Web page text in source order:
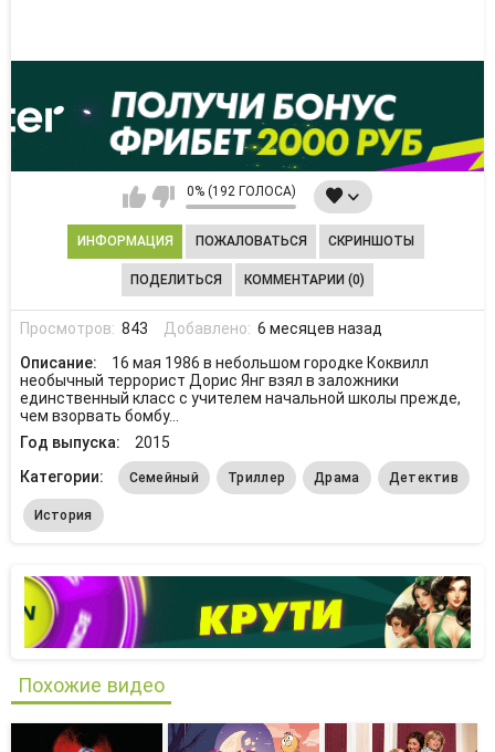
0% (192 ГОЛОСА)
ИНФОРМАЦИЯ ПОЖАЛОВАТЬСЯ СКРИНШОТЫ
ПОДЕЛИТЬСЯ КОММЕНТАРИИ (0)
Просмотров: 843 Добавлено: 6 месяцев назад
Описание:
16 мая 1986 в небольшом городке Коквилл
необычный террорист Дорис Янг взял в заложники
единственный класс с учителем начальной школы прежде,
чем взорвать бомбу...
Год выпуска:
2015
Категории:
Семейный Триллер Драма Детектив
История
Похожие видео